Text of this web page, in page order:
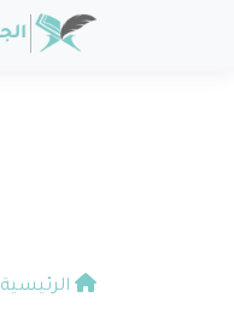
الرئيسية